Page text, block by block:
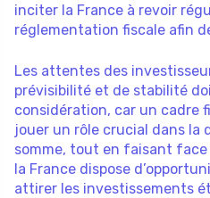
inciter la France à revoir
réglementation fiscale afin
Les attentes des
prévisibilité et de stabilité
considération, car un cadre
jouer un rôle crucial dans la
somme, tout en faisant face
la France dispose
attirer les investissements